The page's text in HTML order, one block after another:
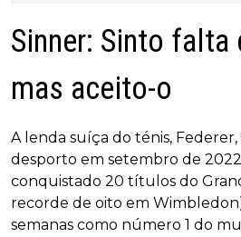
Sinner: Sinto falta
mas aceito-o
A lenda suíça do ténis,
desporto em setembro de
conquistado 20 títulos do
recorde de oito em
semanas como número 1 do